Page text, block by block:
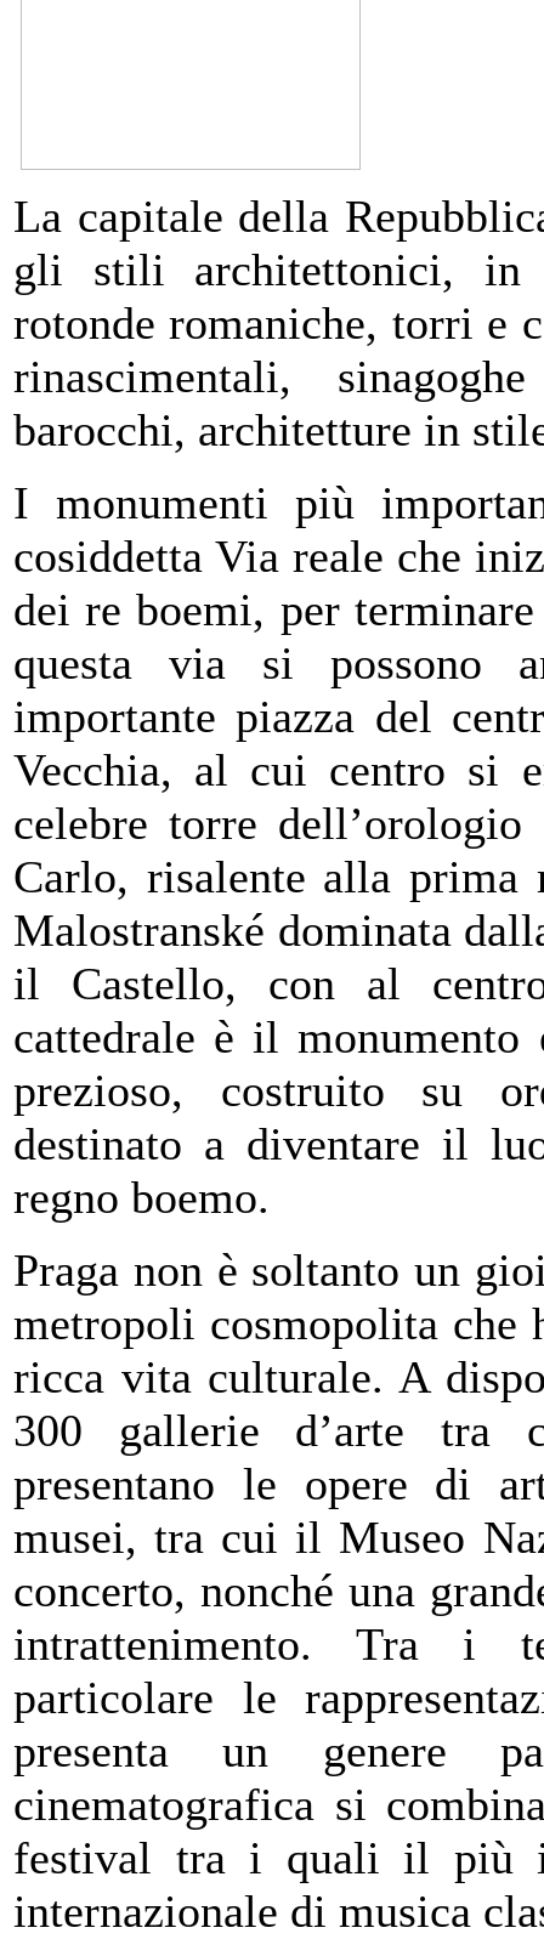
La capitale della
gli stili architettonici, in
rotonde romaniche, torri e
rinascimentali,
barocchi, architetture in
I monumenti più
cosiddetta Via reale che
dei re boemi, per
questa via si possono
importante piazza del
Vecchia, al cui centro si
celebre torre dell’orologio
Carlo, risalente alla
Malostranské dominata
il Castello, con al
cattedrale è il monumento
prezioso, costruito su
destinato a diventare il
regno boemo.
Praga non è soltanto un
metropoli cosmopolita che
ricca vita culturale. A
300 gallerie d’arte tra
presentano le opere di
musei, tra cui il Museo
concerto, nonché una
intrattenimento. Tra i
particolare le
presenta un genere
cinematografica si
festival tra i quali il più
internazionale di musica